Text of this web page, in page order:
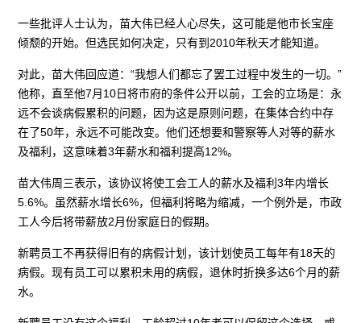
一些批评人士认为，苗大伟已经人心尽失，这可能是他市长宝座
倾颓的开始。但选民如何决定，只有到2010年秋天才能知道。
对此，苗大伟回应道：“我想人们都忘了罢工过程中发生的一切。”
他称，直至他7月10日将市府的条件公开以前，工会的立场是：永
远不会谈病假累积的问题，因为这是原则问题，在集体合约中存
在了50年，永远不可能改变。他们还想要和警察等人对等的薪水
及福利，这意味着3年薪水和福利提高12%。
苗大伟周三表示，该协议将使工会工人的薪水及福利3年内增长
5.6%。虽然薪水增长6%，但福利将略为缩减，一个例外是，市政
工人今后将带薪放2月份家庭日的假期。
新聘员工不再获得旧有的病假计划，该计划使员工每年有18天的
病假。现有员工可以累积未用的病假，退休时折换多达6个月的薪
水。